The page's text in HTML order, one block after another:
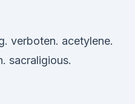
verboten. acetylene.
sacraligious.